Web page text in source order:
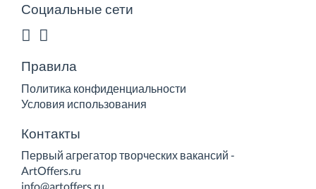
Социальные сети
Правила
Политика конфиденциальности
Условия использования
Контакты
Первый агрегатор творческих вакансий -
ArtOffers.ru
info@artoffers.ru